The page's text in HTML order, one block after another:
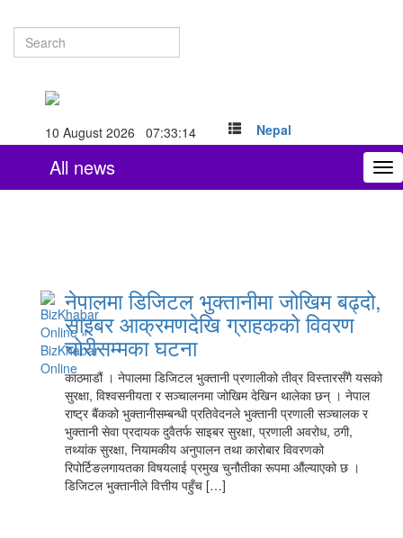
10 August 2026 07:33:15 Nepal
All news
नेपालमा डिजिटल भुक्तानीमा जोखिम बढ्दो,
साइबर आक्रमणदेखि ग्राहकको विवरण
चोरीसम्मका घटना
काठमाडौं । नेपालमा डिजिटल भुक्तानी प्रणालीको तीव्र विस्तारसँगै यसको
सुरक्षा, विश्वसनीयता र सञ्चालनमा जोखिम देखिन थालेका छन् । नेपाल
राष्ट्र बैंकको भुक्तानीसम्बन्धी प्रतिवेदनले भुक्तानी प्रणाली सञ्चालक र
भुक्तानी सेवा प्रदायक दुवैतर्फ साइबर सुरक्षा, प्रणाली अवरोध, ठगी,
तथ्यांक सुरक्षा, नियामकीय अनुपालन तथा कारोबार विवरणको
रिपोर्टिङलगायतका विषयलाई प्रमुख चुनौतीका रूपमा औंल्याएको छ ।
डिजिटल भुक्तानीले वित्तीय पहुँच […]